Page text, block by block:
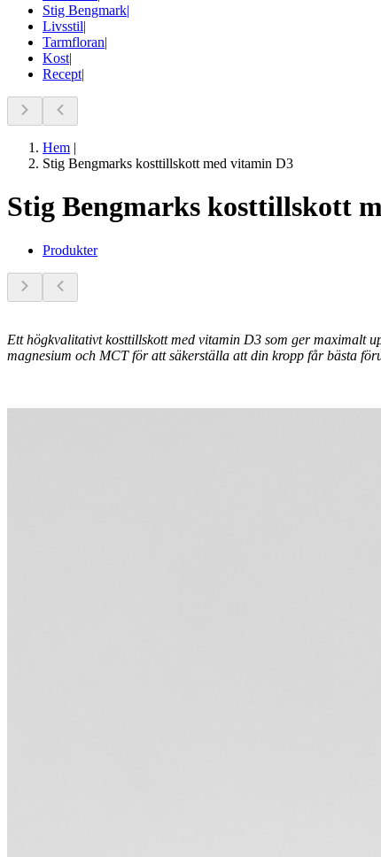
Stig Bengmark|
Livsstil|
Tarmfloran|
Kost|
Recept|
Hem |
Stig Bengmarks kosttillskott med vitamin D3
Stig Bengmarks kosttillskott
Produkter
Ett högkvalitativt kosttillskott med vitamin D3 som ger maximalt
magnesium och MCT för att säkerställa att din kropp får bästa